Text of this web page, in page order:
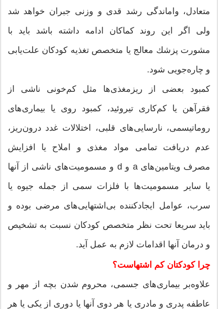
متعادل، واماندگی رشد قدی و وزنی جبران خواهد شد
ولی اگر این روند كماكان ادامه داشته باشد باید با
مشورت پزشك معالج یا متخصص تغذیه كودكان علت‌یابی
و چار‌ه‌جویی شود.
كمبود بعضی از ریزمغذی‌ها مثل كم‌خونی ناشی از
فقرآهن یا كم‌كاری تیروئید، كمبود روی یا بیماری‌های
روماتیسمی، نارسایی‌های قلبی، اختلالات غدد درون‌ریز،
عدم دریافت تمامی مواد مغذی و املاح یا افزایش
مصرف ویتامین‌های a و d و مسمومیت‌های ناشی از آنها
یا سایر مسمومیت‌ها با فلزات سمی از جمله جیوه یا
سرب، عوامل ایجادكننده بی‌اشتهایی‌های مرضی بوده و
باید سریعا تحت نظر متخصص كودكان نسبت به تشخیص
و درمان آنها اقدامات لازم به عمل آید.
چرا کودکتان کم اشتهاست؟
علاوه‌بر بیماری‌های جسمی، محروم شدن بچه از مهر و
عاطفه پدری و مادری یا هر دوی آنها یا دوری از یكی یا هر